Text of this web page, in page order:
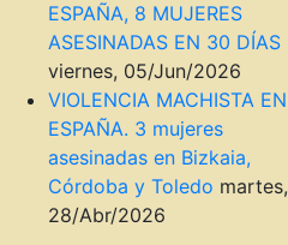
ESPAÑA, 8 MUJERES
ASESINADAS EN 30 DÍAS
viernes, 05/Jun/2026
VIOLENCIA MACHISTA EN
ESPAÑA. 3 mujeres
asesinadas en Bizkaia,
Córdoba y Toledo martes,
28/Abr/2026